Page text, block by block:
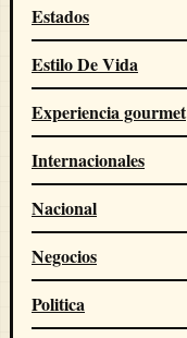
Estados
Estilo De Vida
Experiencia gourmet
Internacionales
Nacional
Negocios
Politica